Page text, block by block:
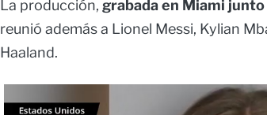
La producción, grabada en Miami
reunió además a Lionel Messi, Kylian
Haaland.